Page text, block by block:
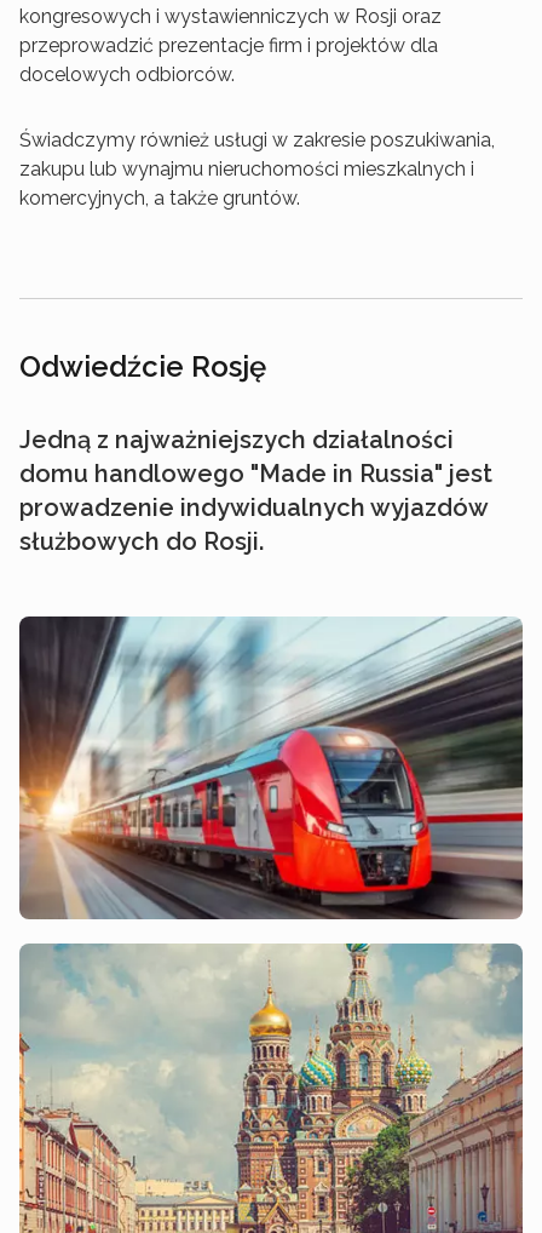
kongresowych i wystawienniczych w Rosji oraz
przeprowadzić prezentacje firm i projektów dla
docelowych odbiorców.
Świadczymy również usługi w zakresie poszukiwania,
zakupu lub wynajmu nieruchomości mieszkalnych i
komercyjnych, a także gruntów.
Odwiedźcie Rosję
Jedną z najważniejszych działalności
domu handlowego "Made in Russia" jest
prowadzenie indywidualnych wyjazdów
służbowych do Rosji.